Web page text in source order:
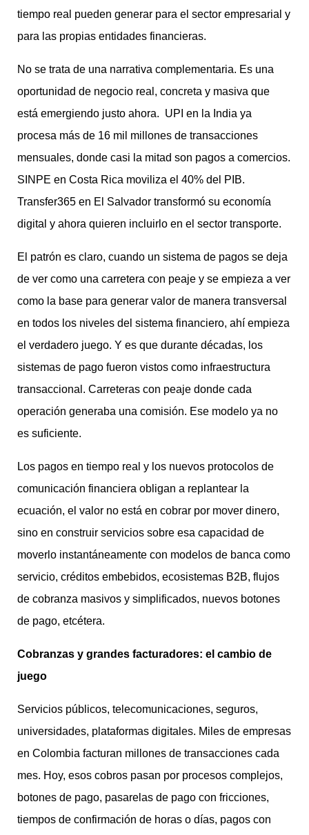
tiempo real pueden generar para el sector empresarial y
para las propias entidades financieras.
No se trata de una narrativa complementaria. Es una
oportunidad de negocio real, concreta y masiva que
está emergiendo justo ahora. UPI en la India ya
procesa más de 16 mil millones de transacciones
mensuales, donde casi la mitad son pagos a comercios.
SINPE en Costa Rica moviliza el 40% del PIB.
Transfer365 en El Salvador transformó su economía
digital y ahora quieren incluirlo en el sector transporte.
El patrón es claro, cuando un sistema de pagos se deja
de ver como una carretera con peaje y se empieza a ver
como la base para generar valor de manera transversal
en todos los niveles del sistema financiero, ahí empieza
el verdadero juego. Y es que durante décadas, los
sistemas de pago fueron vistos como infraestructura
transaccional. Carreteras con peaje donde cada
operación generaba una comisión. Ese modelo ya no
es suficiente.
Los pagos en tiempo real y los nuevos protocolos de
comunicación financiera obligan a replantear la
ecuación, el valor no está en cobrar por mover dinero,
sino en construir servicios sobre esa capacidad de
moverlo instantáneamente con modelos de banca como
servicio, créditos embebidos, ecosistemas B2B, flujos
de cobranza masivos y simplificados, nuevos botones
de pago, etcétera.
Cobranzas y grandes facturadores: el cambio de
juego
Servicios públicos, telecomunicaciones, seguros,
universidades, plataformas digitales. Miles de empresas
en Colombia facturan millones de transacciones cada
mes. Hoy, esos cobros pasan por procesos complejos,
botones de pago, pasarelas de pago con fricciones,
tiempos de confirmación de horas o días, pagos con